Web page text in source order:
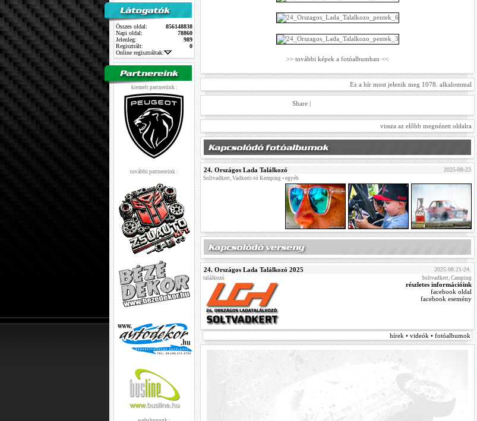
Összes oldal:
856148838
Napi oldal:
78860
Jelenleg:
989
Regisztrált:
0
Online regisztráltak:
kiemelt partnerünk :
további partnereink :
>> további képek a fotóalbumban <<
Ez a hír most jelenik meg 1078. alkalommal
Share |
vissza az előbb megnézett oldalra
24. Országos Lada Találkozó 2025-08-23
Soltvadkert, Vadkerti-tó Kemping • egyéb
24. Országos Lada Találkozó 2025 2025.08.21-24.
találkozó Soltvadkert, Camping
részletes információink
facebook oldal
facebook esemény
hírek • videók • fotóalbumok